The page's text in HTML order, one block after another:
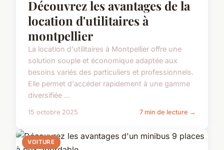
Découvrez les avantages de la
location d'utilitaires à
montpellier
La location d'utilitaires à Montpellier offre une
solution souple et économique adaptée aux
besoins variés des particuliers et professionnels.
Elle permet d'accéder rapidement à une gamme
diversifiée ...
15 octobre 2025 7 min de lecture →
VOITURE